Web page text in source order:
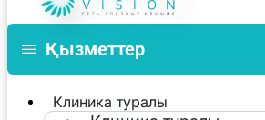
Қызметтер
Клиника туралы